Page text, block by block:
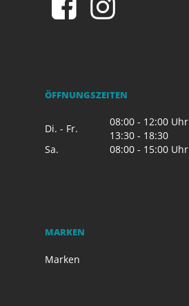
ÖFFNUNGSZEITEN
Di. - Fr.
08:00 - 12:00 Uhr
13:30 - 18:30
Sa.
08:00 - 15:00 Uhr
MARKEN
Marken